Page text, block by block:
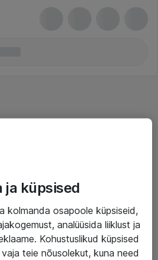
ja küpsised
kolmanda osapoole küpsiseid,
analüüsida liiklust ja
Kohustuslikud küpsised
teie nõusolekut, kuna need